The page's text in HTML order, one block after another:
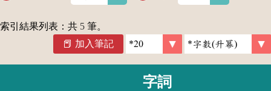
索引結果列表：共 5 筆。
加入筆記
字詞